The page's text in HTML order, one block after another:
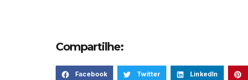
Compartilhe:
Facebook Twitter LinkedIn